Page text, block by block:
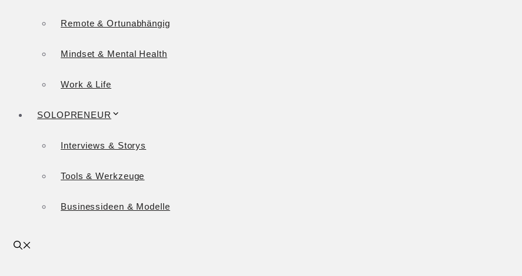
Remote & Ortunabhängig
Mindset & Mental Health
Work & Life
SOLOPRENEUR
Interviews & Storys
Tools & Werkzeuge
Businessideen & Modelle